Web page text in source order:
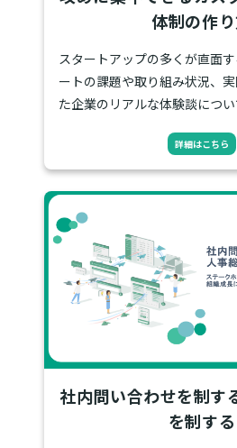
体制の作
スタートアップの多くが直面
ートの課題や取り組み状況、
た企業のリアルな体験談につい
詳細はこちら
社内問い合わせを制す
を制する